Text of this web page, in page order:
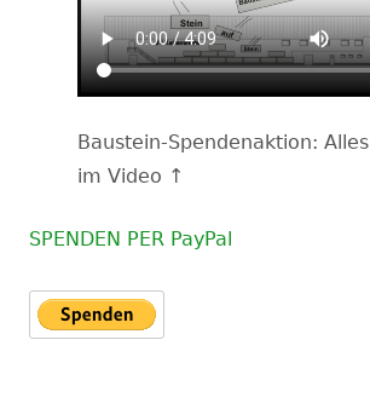
Baustein-Spendenaktion:
im Video ↑
SPENDEN PER PayPal